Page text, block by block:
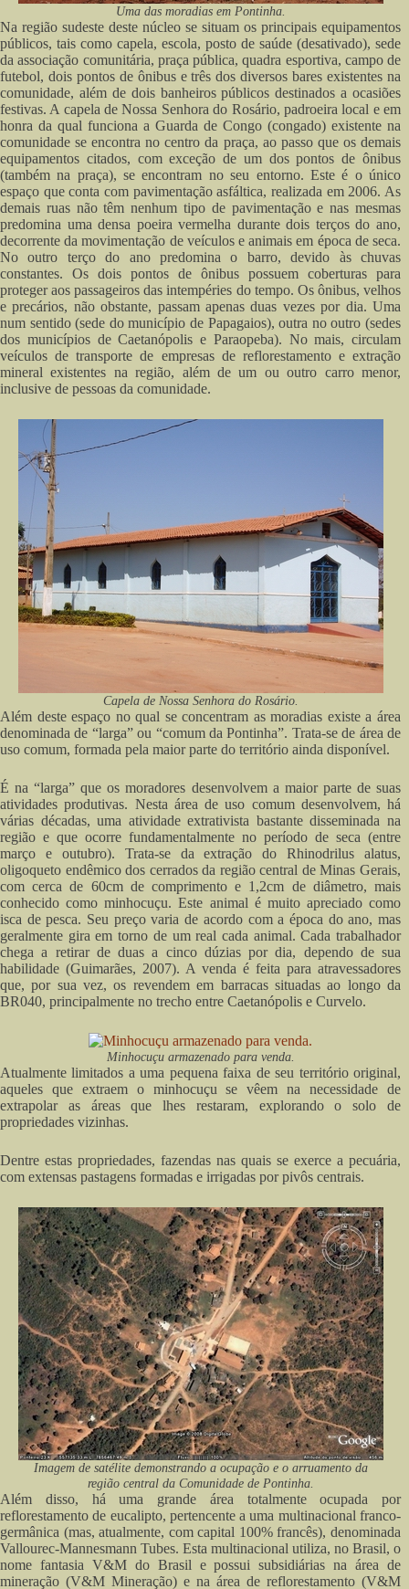
Uma das moradias em Pontinha.
Na região sudeste deste núcleo se situam os principais equipamentos
públicos, tais como capela, escola, posto de saúde (desativado), sede
da associação comunitária, praça pública, quadra esportiva, campo de
futebol, dois pontos de ônibus e três dos diversos bares existentes na
comunidade, além de dois banheiros públicos destinados a ocasiões
festivas. A capela de Nossa Senhora do Rosário, padroeira local e em
honra da qual funciona a Guarda de Congo (congado) existente na
comunidade se encontra no centro da praça, ao passo que os demais
equipamentos citados, com exceção de um dos pontos de ônibus
(também na praça), se encontram no seu entorno. Este é o único
espaço que conta com pavimentação asfáltica, realizada em 2006. As
demais ruas não têm nenhum tipo de pavimentação e nas mesmas
predomina uma densa poeira vermelha durante dois terços do ano,
decorrente da movimentação de veículos e animais em época de seca.
No outro terço do ano predomina o barro, devido às chuvas
constantes. Os dois pontos de ônibus possuem coberturas para
proteger aos passageiros das intempéries do tempo. Os ônibus, velhos
e precários, não obstante, passam apenas duas vezes por dia. Uma
num sentido (sede do município de Papagaios), outra no outro (sedes
dos municípios de Caetanópolis e Paraopeba). No mais, circulam
veículos de transporte de empresas de reflorestamento e extração
mineral existentes na região, além de um ou outro carro menor,
inclusive de pessoas da comunidade.
Capela de Nossa Senhora do Rosário.
Além deste espaço no qual se concentram as moradias existe a área
denominada de “larga” ou “comum da Pontinha”. Trata-se de área de
uso comum, formada pela maior parte do território ainda disponível.
É na “larga” que os moradores desenvolvem a maior parte de suas
atividades produtivas. Nesta área de uso comum desenvolvem, há
várias décadas, uma atividade extrativista bastante disseminada na
região e que ocorre fundamentalmente no período de seca (entre
março e outubro). Trata-se da extração do Rhinodrilus alatus,
oligoqueto endêmico dos cerrados da região central de Minas Gerais,
com cerca de 60cm de comprimento e 1,2cm de diâmetro, mais
conhecido como minhocuçu. Este animal é muito apreciado como
isca de pesca. Seu preço varia de acordo com a época do ano, mas
geralmente gira em torno de um real cada animal. Cada trabalhador
chega a retirar de duas a cinco dúzias por dia, dependo de sua
habilidade (Guimarães, 2007). A venda é feita para atravessadores
que, por sua vez, os revendem em barracas situadas ao longo da
BR040, principalmente no trecho entre Caetanópolis e Curvelo.
Minhocuçu armazenado para venda.
Atualmente limitados a uma pequena faixa de seu território original,
aqueles que extraem o minhocuçu se vêem na necessidade de
extrapolar as áreas que lhes restaram, explorando o solo de
propriedades vizinhas.
Dentre estas propriedades, fazendas nas quais se exerce a pecuária,
com extensas pastagens formadas e irrigadas por pivôs centrais.
Imagem de satélite demonstrando a ocupação e o arruamento da
região central da Comunidade de Pontinha.
Além disso, há uma grande área totalmente ocupada por
reflorestamento de eucalipto, pertencente a uma multinacional franco-
germânica (mas, atualmente, com capital 100% francês), denominada
Vallourec-Mannesmann Tubes. Esta multinacional utiliza, no Brasil, o
nome fantasia V&M do Brasil e possui subsidiárias na área de
mineração (V&M Mineração) e na área de reflorestamento (V&M